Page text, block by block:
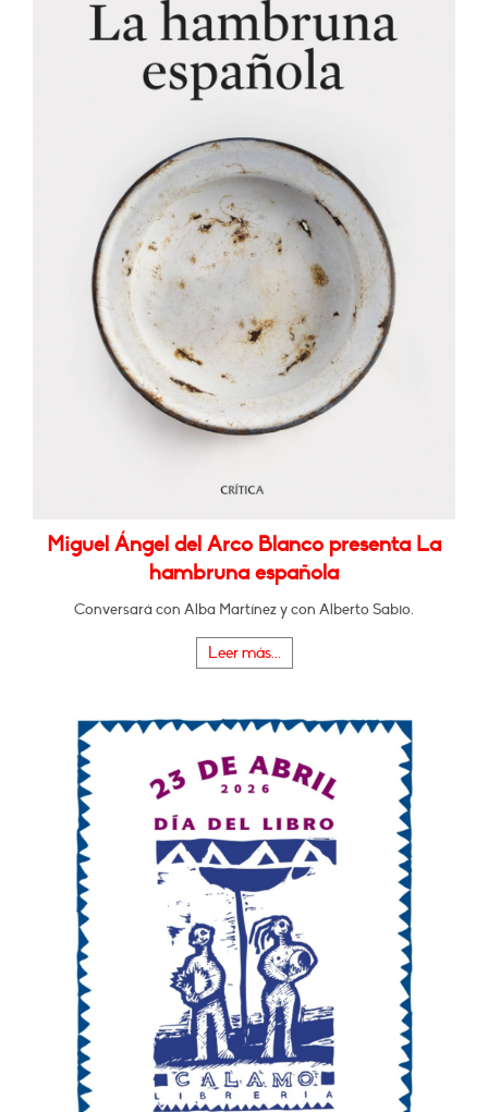
Miguel Ángel del Arco Blanco presenta La
hambruna española
Conversará con Alba Martínez y con Alberto Sabio.
Leer más...